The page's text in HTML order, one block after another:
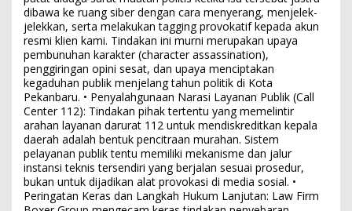
dibawa ke ruang siber dengan cara menyerang, menjelek-
jelekkan, serta melakukan tagging provokatif kepada akun
resmi klien kami. Tindakan ini murni merupakan upaya
pembunuhan karakter (character assassination),
penggiringan opini sesat, dan upaya menciptakan
kegaduhan publik menjelang tahun politik di Kota
Pekanbaru. • Penyalahgunaan Narasi Layanan Publik (Call
Center 112): Tindakan pihak tertentu yang memelintir
arahan layanan darurat 112 untuk mendiskreditkan kepala
daerah adalah bentuk pencitraan murahan. Sistem
pelayanan publik tentu memiliki mekanisme dan jalur
instansi teknis tersendiri yang berjalan sesuai prosedur,
bukan untuk dijadikan alat provokasi di media sosial. •
Peringatan Keras dan Langkah Hukum Lanjutan: Law Firm